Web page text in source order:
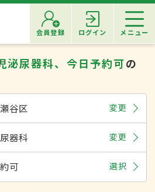
会員登録 ログイン メニュー
泌尿器科、今日予約可の
谷区 変更
器科 変更
可 選択